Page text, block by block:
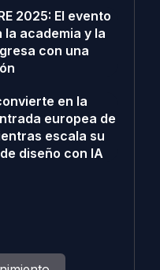
2025: El evento
la academia y la
con una
en la
europea de
escala su
diseño con IA